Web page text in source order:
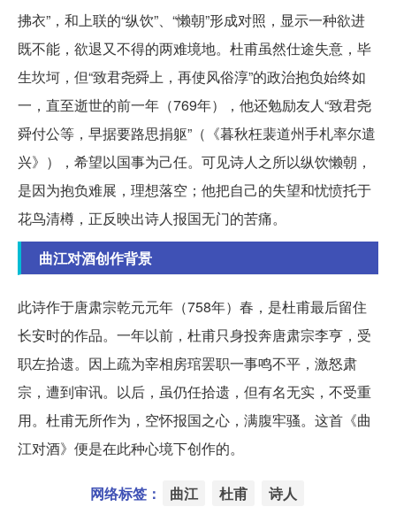
拂衣”，和上联的“纵饮”、“懒朝”形成对照，显示一种欲进
既不能，欲退又不得的两难境地。杜甫虽然仕途失意，毕
生坎坷，但“致君尧舜上，再使风俗淳”的政治抱负始终如
一，直至逝世的前一年（769年），他还勉励友人“致君尧
舜付公等，早据要路思捐躯”（《暮秋枉裴道州手札率尔遣
兴》），希望以国事为己任。可见诗人之所以纵饮懒朝，
是因为抱负难展，理想落空；他把自己的失望和忧愤托于
花鸟清樽，正反映出诗人报国无门的苦痛。
曲江对酒创作背景
此诗作于唐肃宗乾元元年（758年）春，是杜甫最后留住
长安时的作品。一年以前，杜甫只身投奔唐肃宗李亨，受
职左拾遗。因上疏为宰相房琯罢职一事鸣不平，激怒肃
宗，遭到审讯。以后，虽仍任拾遗，但有名无实，不受重
用。杜甫无所作为，空怀报国之心，满腹牢骚。这首《曲
江对酒》便是在此种心境下创作的。
网络标签： 曲江 杜甫 诗人